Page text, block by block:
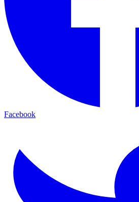
Facebook